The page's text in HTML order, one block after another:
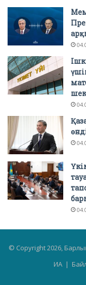
© Copyright 2026, Барлық
ИА |